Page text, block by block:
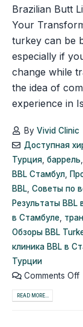
Brazilian Butt
Your
turkey can be
especially if
change while
the idea of
experience in
By Vivid Clinic
Доступная
Турция баррель
BBL Стамбул
BBL Советы по
Результаты BBL
в Стамбуле
Обзоры BBL
клиника BBL в
Турции
Comments Off
READ MORE...